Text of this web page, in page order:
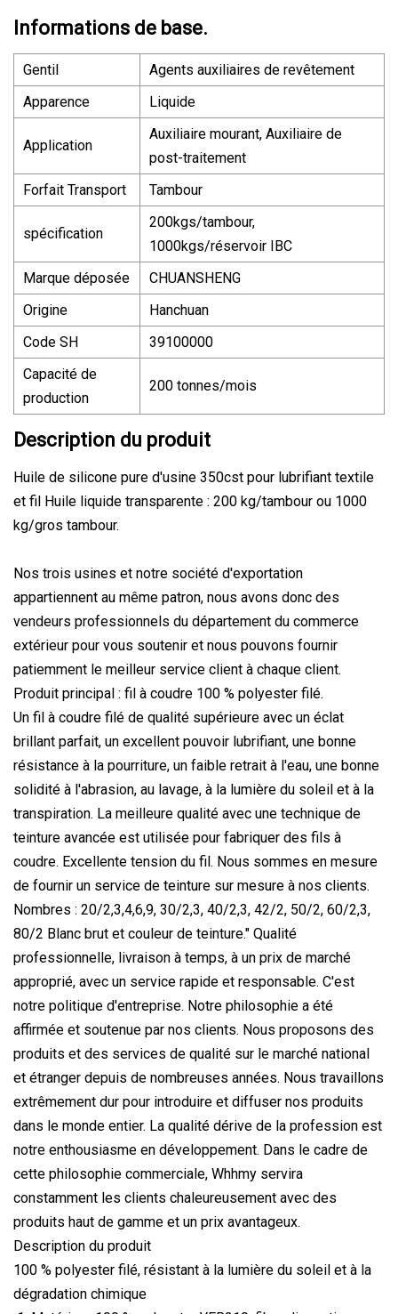
Informations de base.
Gentil
Agents auxiliaires de revêtement
Apparence
Liquide
Application
Auxiliaire mourant, Auxiliaire de
post-traitement
Forfait Transport
Tambour
spécification
200kgs/tambour,
1000kgs/réservoir IBC
Marque déposée
CHUANSHENG
Origine
Hanchuan
Code SH
39100000
Capacité de
production
200 tonnes/mois
Description du produit
Huile de silicone pure d'usine 350cst pour lubrifiant textile
et fil Huile liquide transparente : 200 kg/tambour ou 1000
kg/gros tambour.
Nos trois usines et notre société d'exportation
appartiennent au même patron, nous avons donc des
vendeurs professionnels du département du commerce
extérieur pour vous soutenir et nous pouvons fournir
patiemment le meilleur service client à chaque client.
Produit principal : fil à coudre 100 % polyester filé.
Un fil à coudre filé de qualité supérieure avec un éclat
brillant parfait, un excellent pouvoir lubrifiant, une bonne
résistance à la pourriture, un faible retrait à l'eau, une bonne
solidité à l'abrasion, au lavage, à la lumière du soleil et à la
transpiration. La meilleure qualité avec une technique de
teinture avancée est utilisée pour fabriquer des fils à
coudre. Excellente tension du fil. Nous sommes en mesure
de fournir un service de teinture sur mesure à nos clients.
Nombres : 20/2,3,4,6,9, 30/2,3, 40/2,3, 42/2, 50/2, 60/2,3,
80/2 Blanc brut et couleur de teinture." Qualité
professionnelle, livraison à temps, à un prix de marché
approprié, avec un service rapide et responsable. C'est
notre politique d'entreprise. Notre philosophie a été
affirmée et soutenue par nos clients. Nous proposons des
produits et des services de qualité sur le marché national
et étranger depuis de nombreuses années. Nous travaillons
extrêmement dur pour introduire et diffuser nos produits
dans le monde entier. La qualité dérive de la profession est
notre enthousiasme en développement. Dans le cadre de
cette philosophie commerciale, Whhmy servira
constamment les clients chaleureusement avec des
produits haut de gamme et un prix avantageux.
Description du produit
100 % polyester filé, résistant à la lumière du soleil et à la
dégradation chimique